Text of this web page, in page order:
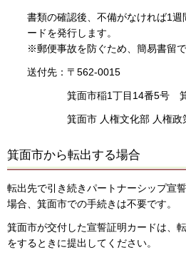
書類の確認後、不備がなければ1
ードを発行します。
※郵便事故を防ぐため、簡易書留で
送付先：〒562-0015
箕面市稲1丁目14番5号
箕面市 人権文化部 人権政
箕面市から転出する場合
転出先で引き続きパートナーシップ宣
場合、箕面市での手続きは不要です。
箕面市が交付した宣誓証明カードは、
をするときに提出してください。